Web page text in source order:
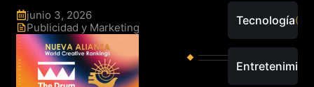
junio 3, 2026
Publicidad y Marketing
Tecnología